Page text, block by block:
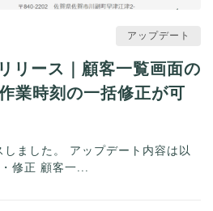
アップデート
ース｜顧客一覧画面の
業時刻の一括修正が可
ました。 アップデート内容は以
修正 顧客一...